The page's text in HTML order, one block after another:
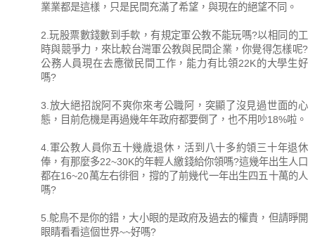
業業都是這樣，只是民間充滿了希望，與現在的絕望不同。
2.玩股票數錢數到手軟，有規定軍公教不能玩嗎?以相同的工
時與競爭力，來比較台灣軍公教與民間企業，你覺得怎樣呢?
公務人員現在去應徵民間工作，能力有比領22K的大學生好
嗎?
3.放大絕招說阿不爽你來考公職阿，突顯了沒見過世面的心
態，目前危機是再過幾年年政府都要倒了，也不用吵18%啦。
4.軍公教人員你五十幾歲退休，活到八十多約領三十年退休
俸，有那麼多22~30K的年輕人繳錢給你領嗎?這幾年出生人口
都在16~20萬左右徘徊，撐的了前幾代一年出生四五十萬的人
嗎?
5.鴕鳥不是你的錯，大小眼的是政府及過去的權貴，但請睜開
眼睛看看這個世界~~好嗎?